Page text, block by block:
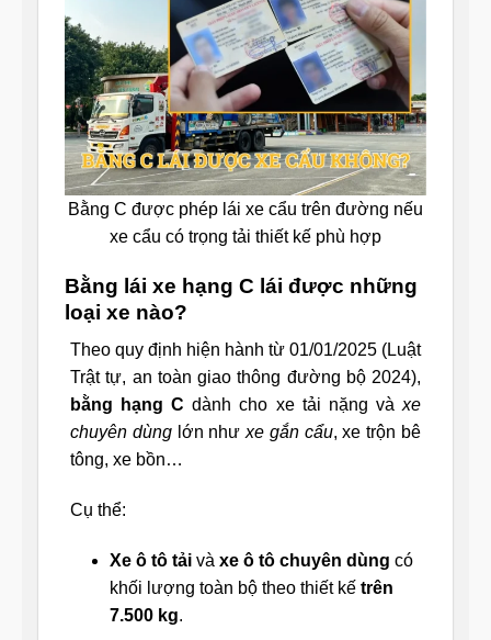
Bằng C được phép lái xe cẩu trên đường nếu
xe cẩu có trọng tải thiết kế phù hợp
Bằng lái xe hạng C lái được những
loại xe nào?
Theo quy định hiện hành từ 01/01/2025 (Luật
Trật tự, an toàn giao thông đường bộ 2024),
bằng hạng C dành cho xe tải nặng vàxe
chuyên dùnglớn nhưxe gắn cẩu, xe trộn bê
tông, xe bồn…
Cụ thể:
Xe ô tô tảivà xe ô tô chuyên dùng có
khối lượng toàn bộ theo thiết kế trên
7.500 kg.